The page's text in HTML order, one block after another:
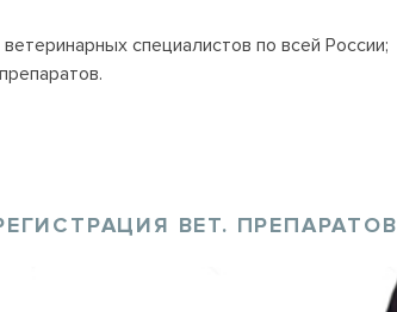
специалистов по всей России;
ВЕТ. ПРЕПАРАТОВ